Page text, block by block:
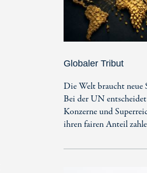
Globaler Tribut
Die Welt braucht neue
Bei der UN
Konzerne und
ihren fairen Anteil